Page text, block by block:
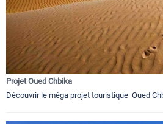
Projet Oued Chbika
Découvrir le méga projet touristique Oued